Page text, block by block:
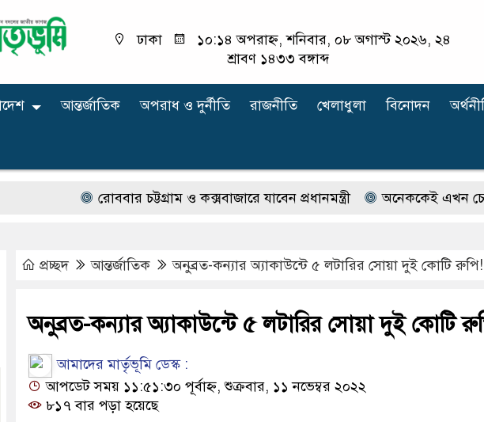
ঢাকা
১০:১৪ অপরাহ্ন, শনিবার, ০৮ অগাস্ট ২০২৬, ২৪
শ্রাবণ ১৪৩৩ বঙ্গাব্দ
আন্তর্জাতিক অপরাধ ‍ও দুর্নীতি রাজনীতি খেলাধুলা বিনোদন
রোববার চট্টগ্রাম ও কক্সবাজারে যাবেন প্রধানমন্ত্রী অনেককেই এখন চেনেন না
প্রচ্ছদ আন্তর্জাতিক অনুব্রত-কন্যার অ্যাকাউন্টে ৫ লটারির সোয়া দুই কোটি রুপি!
অনুব্রত-কন্যার অ্যাকাউন্টে ৫ লটারির সোয়া দুই কোটি
আমাদের মার্তৃভূমি ডেস্ক :
আপডেট সময় ১১:৫১:৩০ পূর্বাহ্ন, শুক্রবার, ১১ নভেম্বর ২০২২
৮১৭ বার পড়া হয়েছে